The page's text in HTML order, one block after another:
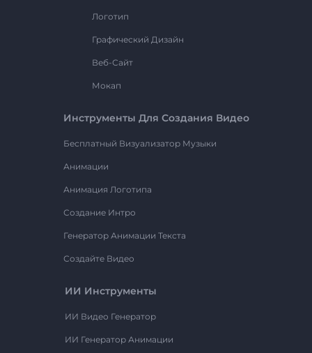
Логотип
Графический Дизайн
Веб-Сайт
Мокап
Инструменты Для Создания Видео
Бесплатный Визуализатор Музыки
Анимации
Анимация Логотипа
Создание Интро
Генератор Анимации Текста
Создайте Видео
ИИ Инструменты
ИИ Видео Генератор
ИИ Генератор Анимации